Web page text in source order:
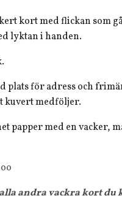
kort med flickan som
lyktan i handen.
plats för adress och
kuvert medföljer.
papper med en vacker,
andra vackra kort du